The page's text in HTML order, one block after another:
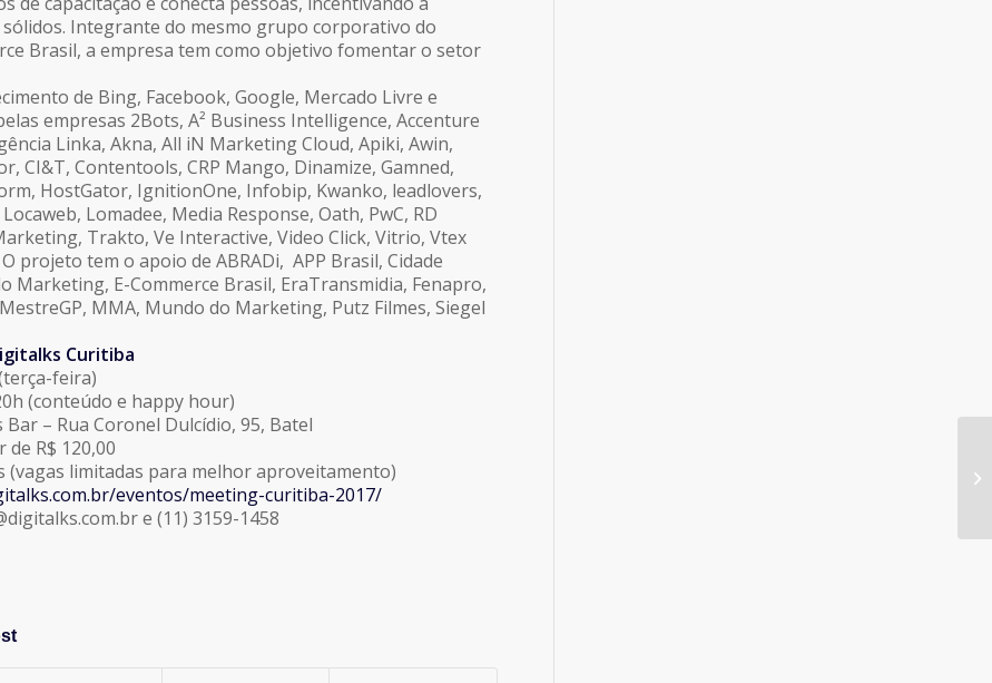
sólidos. Integrante do mesmo grupo corporativo do
Brasil, a empresa tem como objetivo fomentar o setor
de Bing, Facebook, Google, Mercado Livre e
empresas 2Bots, A² Business Intelligence, Accenture
Linka, Akna, All iN Marketing Cloud, Apiki, Awin,
CI&T, Contentools, CRP Mango, Dinamize, Gamned,
HostGator, IgnitionOne, Infobip, Kwanko, leadlovers,
Lomadee, Media Response, Oath, PwC, RD
Trakto, Ve Interactive, Video Click, Vitrio, Vtex
projeto tem o apoio de ABRADi, APP Brasil, Cidade
Marketing, E-Commerce Brasil, EraTransmidia, Fenapro,
MMA, Mundo do Marketing, Putz Filmes, Siegel
Digitalks Curitiba
feira)
(conteúdo e happy hour)
– Rua Coronel Dulcídio, 95, Batel
R$ 120,00
(vagas limitadas para melhor aproveitamento)
eventos/meeting-curitiba-2017/
e (11) 3159-1458